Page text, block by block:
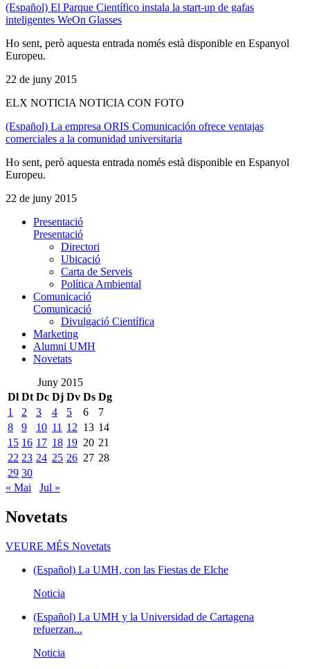
(Español) El Parque Científico instala la start-up de gafas
inteligentes WeOn Glasses
Ho sent, però aquesta entrada només està disponible en Espanyol
Europeu.
22 de juny 2015
ELX NOTICIA NOTICIA CON FOTO
(Español) La empresa ORIS Comunicación ofrece ventajas
comerciales a la comunidad universitaria
Ho sent, però aquesta entrada només està disponible en Espanyol
Europeu.
22 de juny 2015
Presentació
Presentació
Directori
Ubicació
Carta de Serveis
Política Ambiental
Comunicació
Comunicació
Divulgació Científica
Marketing
Alumni UMH
Novetats
Juny 2015
Dl Dt Dc Dj Dv Ds Dg
1
2 3 4 5 6
7
8
9 10 11 12 13 14
15 16 17 18 19 20 21
22 23 24 25 26 27 28
29 30
« Mai
Jul »
Novetats
VEURE MÉS Novetats
(Español) La UMH, con las Fiestas de Elche
Noticia
(Español) La UMH y la Universidad de Cartagena
refuerzan...
Noticia